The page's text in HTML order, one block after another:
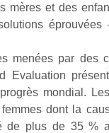
mères et des
éprouvées
menées par des
Evaluation
mondial.
dont la
de plus de 35 %